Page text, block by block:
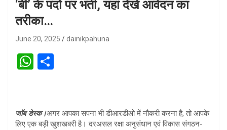
‘बी’ के पदों पर भर्ती, यहां देखें आवेदन का
तरीका…
June 20, 2025 dainikpahuna
W
s
A
e
जॉब डेस्क।अगर आपका सपना भी डीआरडीओ में नौकरी करना है, तो आपके
लिए एक बड़ी खुशखबरी है। दरअसल रक्षा अनुसंधान एवं विकास संगठन-